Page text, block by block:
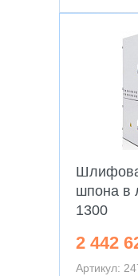
шпона в
1300
2 442
Артикул: